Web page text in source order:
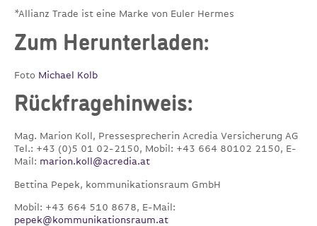
*Allianz Trade ist eine Marke von Euler Hermes
Zum Herunterladen:
Foto Michael Kolb
Rückfragehinweis:
Mag. Marion Koll, Pressesprecherin Acredia Versicherung AG
Tel.: +43 (0)5 01 02-2150, Mobil: +43 664 80102 2150, E-
Mail: marion.koll@acredia.at
Bettina Pepek, kommunikationsraum GmbH
Mobil: +43 664 510 8678, E-Mail:
pepek@kommunikationsraum.at